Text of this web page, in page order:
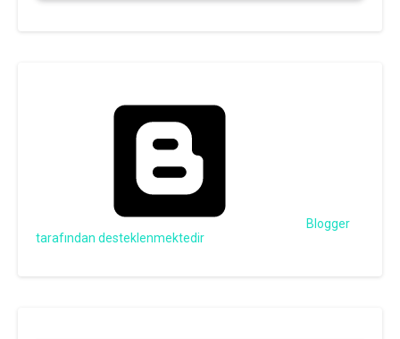
Blogger
tarafından desteklenmektedir